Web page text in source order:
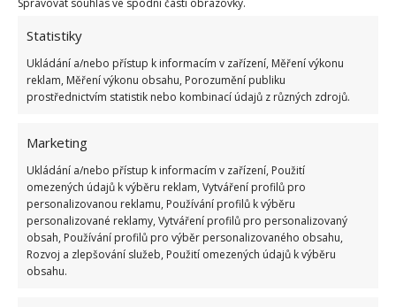
Spravovat souhlas ve spodní části obrazovky.
Statistiky
Ukládání a/nebo přístup k informacím v zařízení, Měření výkonu
reklam, Měření výkonu obsahu, Porozumění publiku
prostřednictvím statistik nebo kombinací údajů z různých zdrojů.
Marketing
Ukládání a/nebo přístup k informacím v zařízení, Použití
omezených údajů k výběru reklam, Vytváření profilů pro
personalizovanou reklamu, Používání profilů k výběru
personalizované reklamy, Vytváření profilů pro personalizovaný
obsah, Používání profilů pro výběr personalizovaného obsahu,
Rozvoj a zlepšování služeb, Použití omezených údajů k výběru
obsahu.
V domě najdete kromě kuchyně, malé jídelny a
obývacího pokoje také věští salon, kde se dají
pořádat rodinná setkání či jiná shromáždění.